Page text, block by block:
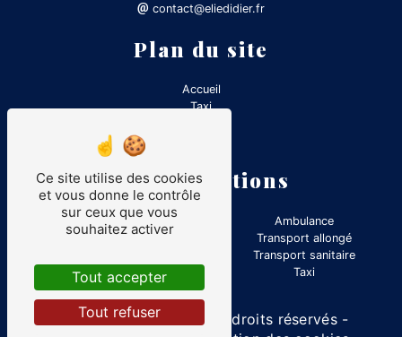
contact@eliedidier.fr
Plan du site
Accueil
Taxi
Nos prestations
VSL
Transport médical
Transport assis
Ambulance
Transport allongé
Transport sanitaire
Taxi
Vistalid- 2026 - Tous droits réservés -
Ce site utilise des cookies
et vous donne le contrôle
sur ceux que vous
souhaitez activer
Tout accepter
Tout refuser